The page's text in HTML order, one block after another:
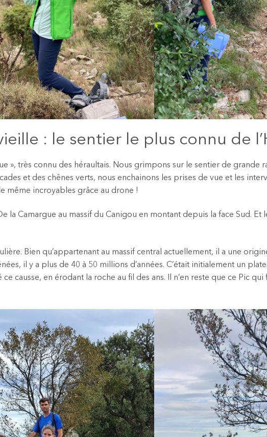
: le sentier le plus connu de
», très connu des héraultais. Nous grimpons sur le sentier de grande
et des chênes verts, nous enchainons les prises de vue et les
même incroyables grâce au drone !
la Camargue au massif du Canigou en montant depuis la face Sud. Et
Bien qu’appartenant au massif central actuellement, il a une
il y a plus de 40 à 50 millions d’années. C’était initialement un
causse, en érodant la roche au fil des ans. Il n’en reste que ce Pic